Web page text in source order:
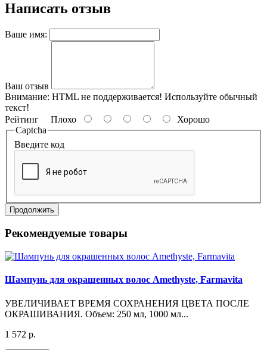
Написать отзыв
Ваше имя:
Ваш отзыв
Внимание: HTML не поддерживается! Используйте обычный
текст!
Рейтинг Плохо
Хорошо
Captcha
Введите код
Продолжить
Рекомендуемые товары
Шампунь для окрашенных волос Amethyste, Farmavita
УВЕЛИЧИВАЕТ ВРЕМЯ СОХРАНЕНИЯ ЦВЕТА ПОСЛЕ
ОКРАШИВАНИЯ. Объем: 250 мл, 1000 мл...
1 572 р.